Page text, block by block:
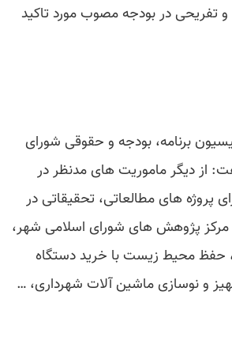
تفریحی در بودجه مصوب مورد تاکید
برنامه، بودجه و حقوقی شورای
از دیگر ماموریت های مدنظر در
پروژه های مطالعاتی، تحقیقاتی در
پژوهش های شورای اسلامی شهر،
حفظ محیط زیست با خرید دستگاه
و نوسازی ماشین آلات شهرداری، …